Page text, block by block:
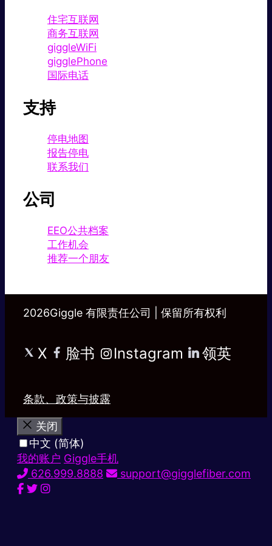
住宅互联网
商务互联网
giggleWiFi
gigglePhone
国际电话
支持
停电地图
报告停电
联系我们
公司
EEO公共档案
工作机会
推荐一个朋友
2026Giggle 有限责任公司 | 保留所有权利
X 脸书 Instagram 领英
条款、政策与披露
关闭
中文 (简体)
我的账户 Giggle手机
626.999.8888
support@gigglefiber.com